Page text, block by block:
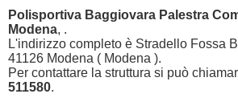
Polisportiva Baggiovara Palestra
Modena, .
L'indirizzo completo è Stradello Fossa
41126 Modena ( Modena ).
Per contattare la struttura si può
511580.